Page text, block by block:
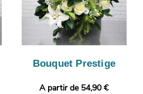
Bouquet Prestige
A partir de 54,90 €